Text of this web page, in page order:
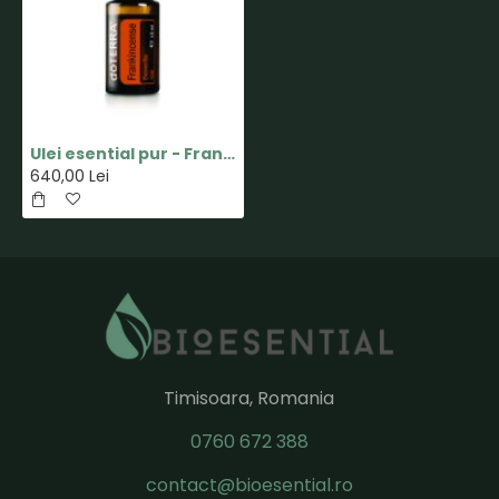
Ulei esential pur - Frankincense(Tamaie) - 15ml - doTERRA
640,00 Lei
Timisoara, Romania
0760 672 388
contact@bioesential.ro